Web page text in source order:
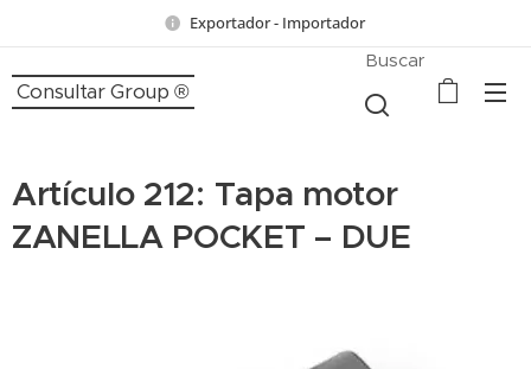
Exportador - Importador
Consultar Group ®
Buscar
Artículo 212: Tapa motor
ZANELLA POCKET – DUE